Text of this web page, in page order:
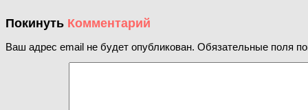
Покинуть Комментарий
Ваш адрес email не будет опубликован. Обязательные поля